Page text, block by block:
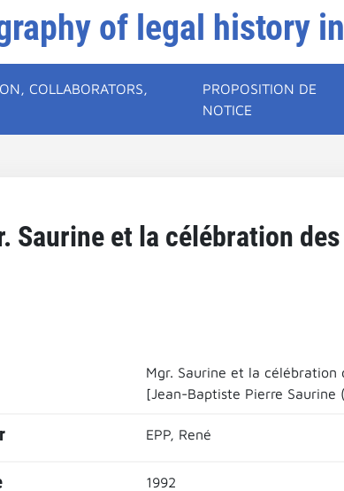
of legal history
COLLABORATORS,
PROPOSITION DE
NOTICE
Saurine et la célébration
Mgr. Saurine et la célébration
[Jean-Baptiste Pierre Saurine
EPP, René
1992